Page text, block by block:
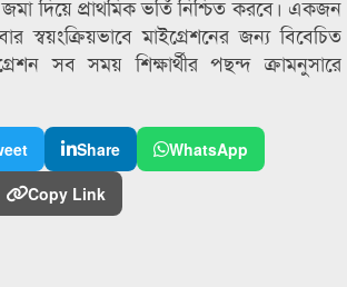
দিয়ে প্রাথমিক ভর্তি নিশ্চিত করবে। একজন
স্বয়ংক্রিয়ভাবে মাইগ্রেশনের জন্য বিবেচিত
সব সময় শিক্ষার্থীর পছন্দ ক্রামনুসারে
Share
WhatsApp
Copy Link